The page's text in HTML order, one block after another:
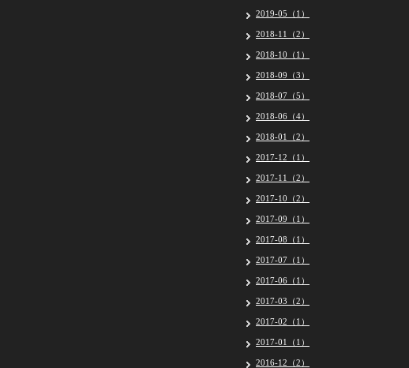
2019-05（1）
2018-11（2）
2018-10（1）
2018-09（3）
2018-07（5）
2018-06（4）
2018-01（2）
2017-12（1）
2017-11（2）
2017-10（2）
2017-09（1）
2017-08（1）
2017-07（1）
2017-06（1）
2017-03（2）
2017-02（1）
2017-01（1）
2016-12（2）